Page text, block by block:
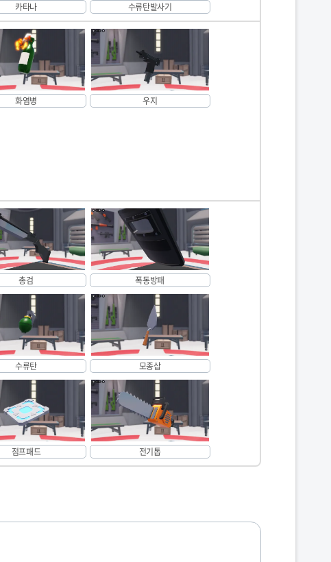
카타나 수류탄발사기
화염병 우지
총검 폭동방패
수류탄 모종삽
점프패드 전기톱